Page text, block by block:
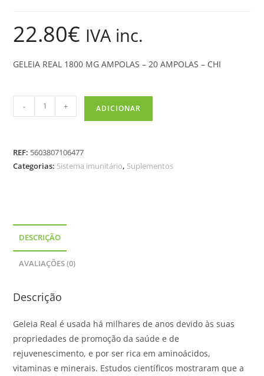
22.80€ IVA inc.
GELEIA REAL 1800 MG AMPOLAS – 20 AMPOLAS – CHI
- + ADICIONAR
REF: 5603807106477
Categorias: Sistema imunitário, Suplementos
DESCRIÇÃO
AVALIAÇÕES (0)
Descrição
Geleia Real é usada há milhares de anos devido às suas
propriedades de promoção da saúde e de
rejuvenescimento, e por ser rica em aminoácidos,
vitaminas e minerais. Estudos científicos mostraram que a